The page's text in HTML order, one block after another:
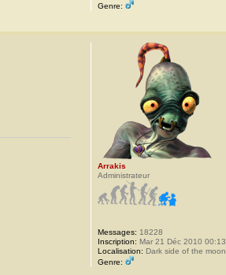
Genre:
Arrakis
Administrateur
Messages: 18228
Inscription: Mar 21 Déc 2010 00:13
Localisation: Dark side of the moon
Genre: